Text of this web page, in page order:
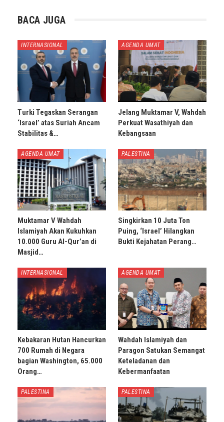
BACA JUGA
INTERNASIONAL
Turki Tegaskan Serangan
‘Israel’ atas Suriah Ancam
Stabilitas &…
AGENDA UMAT
Jelang Muktamar V, Wahdah
Perkuat Wasathiyah dan
Kebangsaan
AGENDA UMAT
Muktamar V Wahdah
Islamiyah Akan Kukuhkan
10.000 Guru Al-Qur’an di
Masjid…
PALESTINA
Singkirkan 10 Juta Ton
Puing, ‘Israel’ Hilangkan
Bukti Kejahatan Perang…
INTERNASIONAL
Kebakaran Hutan Hancurkan
700 Rumah di Negara
bagian Washington, 65.000
Orang…
AGENDA UMAT
Wahdah Islamiyah dan
Paragon Satukan Semangat
Keteladanan dan
Kebermanfaatan
PALESTINA PALESTINA